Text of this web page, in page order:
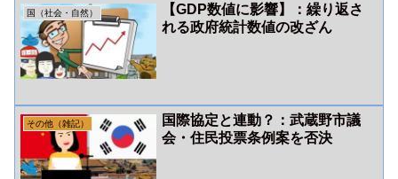
国（社会・自然）
【GDP数値に影響】：繰り返さ
れる政府統計数値の改ざん
その他（雑記）
国際協定と連動？：武蔵野市議
会・住民投票条例案を否決